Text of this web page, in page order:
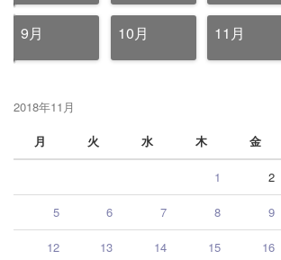
9月 10月 11月
2018年11月
月
火 水 木 金
1 2
5 6 7 8 9
12 13 14 15 16